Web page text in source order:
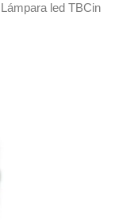
Lámpara led TBCin